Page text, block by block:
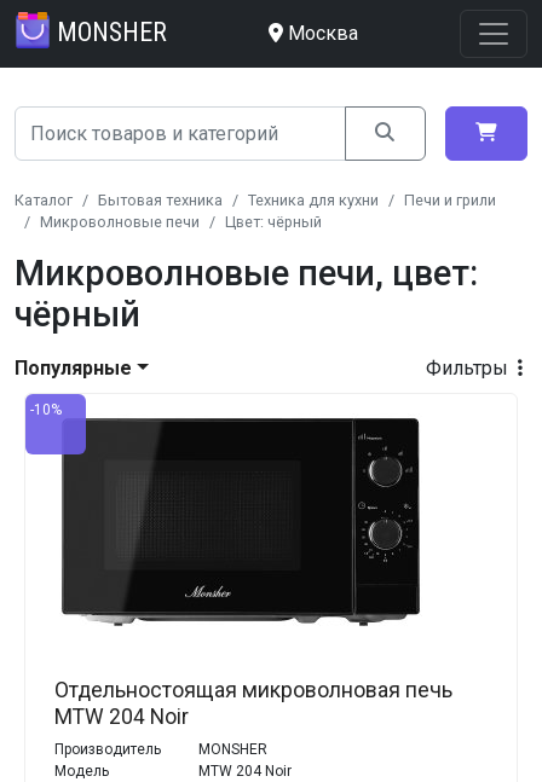
MONSHER Москва
Каталог Бытовая техника Техника для кухни
Печи и грили
Микроволновые печи
Цвет: чёрный
Микроволновые печи, цвет:
чёрный
Фильтры
Популярные
-10%
Отдельностоящая микроволновая печь
MTW 204 Noir
Производитель
MONSHER
Модель
MTW 204 Noir